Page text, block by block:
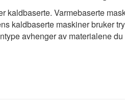
Varmebaserte
kaldbaserte maskiner bruker
avhenger av materialene